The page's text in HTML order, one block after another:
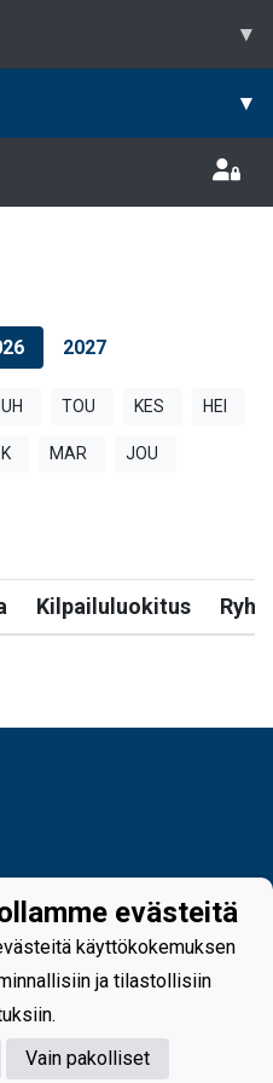
▾
▾
2027
TOU KES HEI
MAR JOU
Kilpailuluokitus
evästeitä
käyttökokemuksen
ja tilastollisiin
Vain pakolliset